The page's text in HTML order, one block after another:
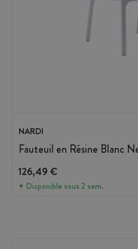
NARDI
Fauteuil en Résine Blanc
126,49 €
Disponible sous 2 sem.